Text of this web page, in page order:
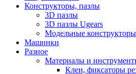
Конструкторы, пазлы
3D пазлы
3D пазлы Ugears
Модельные конструкторы
Машинки
Разное
Материалы и
Клеи, фиксаторы